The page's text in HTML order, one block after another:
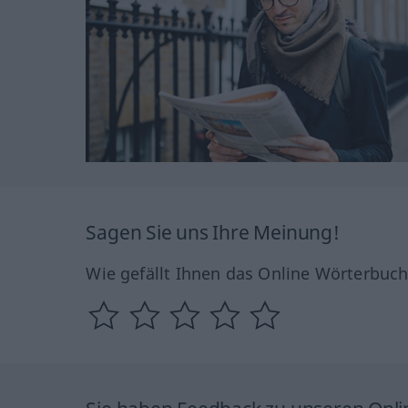
Sagen Sie uns Ihre Meinung!
Wie gefällt Ihnen das Online